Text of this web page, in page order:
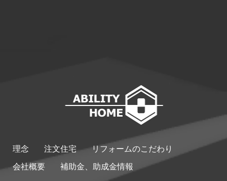
理念 注文住宅
リフォームのこだわり
会社概要
補助金、助成金情報